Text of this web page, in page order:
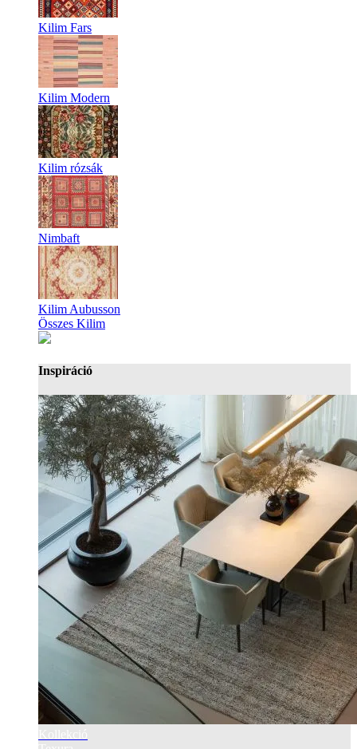
Kilim Fars
Kilim Modern
Kilim rózsák
Nimbaft
Kilim Aubusson
Összes Kilim
Inspiráció